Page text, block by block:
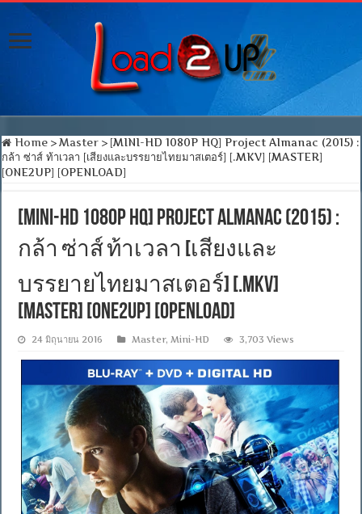
Home > Master > [MINI-HD 1080P HQ] Project Almanac (2015) :
กล้า ซ่าส์ ท้าเวลา [เสียงและบรรยายไทยมาสเตอร์] [.MKV] [MASTER]
[ONE2UP] [OPENLOAD]
[MINI-HD 1080P HQ] Project Almanac (2015) :
กล้า ซ่าส์ ท้าเวลา [เสียงและ
บรรยายไทยมาสเตอร์] [.MKV]
[MASTER] [ONE2UP] [OPENLOAD]
24 มิถุนายน 2016 Master,Mini-HD 3,703 Views